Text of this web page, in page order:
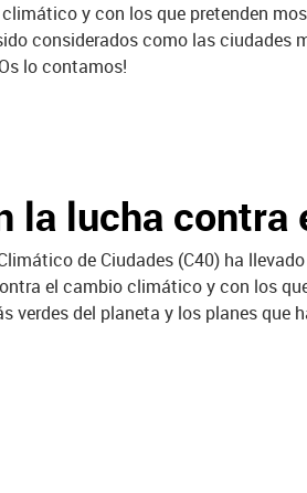
y con los que pretenden
considerados como las ciudades
lo contamos!
la lucha
de Ciudades (C40) ha
el cambio climático y con los
del planeta y los planes que